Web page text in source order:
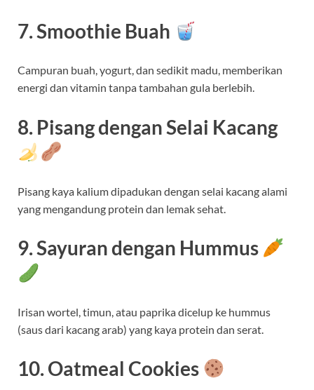
7. Smoothie Buah
Campuran buah, yogurt, dan sedikit madu, memberikan
energi dan vitamin tanpa tambahan gula berlebih.
8. Pisang dengan Selai Kacang
Pisang kaya kalium dipadukan dengan selai kacang alami
yang mengandung protein dan lemak sehat.
9. Sayuran dengan Hummus
Irisan wortel, timun, atau paprika dicelup ke hummus
(saus dari kacang arab) yang kaya protein dan serat.
10. Oatmeal Cookies